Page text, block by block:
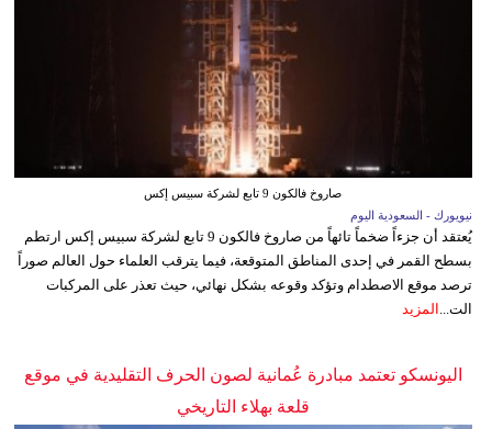
صاروخ فالكون 9 تابع لشركة سبيس إكس
نيويورك - السعودية اليوم
يُعتقد أن جزءاً ضخماً تائهاً من صاروخ فالكون 9 تابع لشركة سبيس إكس ارتطم
بسطح القمر في إحدى المناطق المتوقعة، فيما يترقب العلماء حول العالم صوراً
ترصد موقع الاصطدام وتؤكد وقوعه بشكل نهائي، حيث تعذر على المركبات
الت... المزيد
اليونسكو تعتمد مبادرة عُمانية لصون الحرف التقليدية في موقع
قلعة بهلاء التاريخي